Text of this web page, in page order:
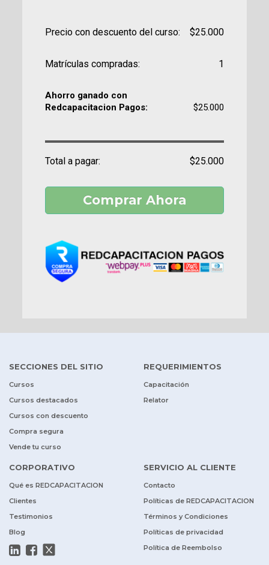
Precio con descuento del curso: $25.000
Matrículas compradas: 1
Ahorro ganado con
Redcapacitacion Pagos:
$25.000
Total a pagar: $25.000
Comprar Ahora
SECCIONES DEL SITIO
Cursos
Cursos destacados
Cursos con descuento
Compra segura
Vende tu curso
REQUERIMIENTOS
Capacitación
Relator
CORPORATIVO
Qué es REDCAPACITACION
Clientes
Testimonios
Blog
SERVICIO AL CLIENTE
Contacto
Políticas de REDCAPACITACION
Términos y Condiciones
Políticas de privacidad
Política de Reembolso